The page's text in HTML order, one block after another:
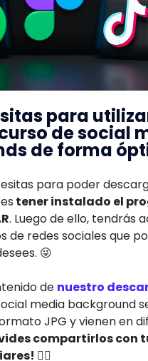
para
de social
de forma
para poder
tener instalado el
. Luego de ello, tendrás
de redes sociales que
😜
de nuestro
media background
JPG y vienen en
compartirlos con
💁‍♀️